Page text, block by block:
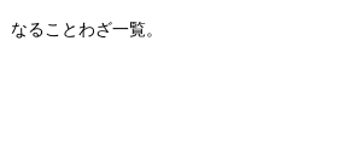
なることわざ一覧。